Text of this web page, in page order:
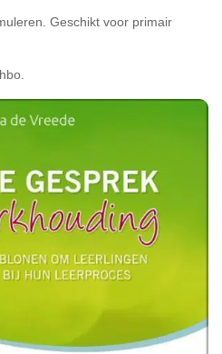
Geschikt voor primair